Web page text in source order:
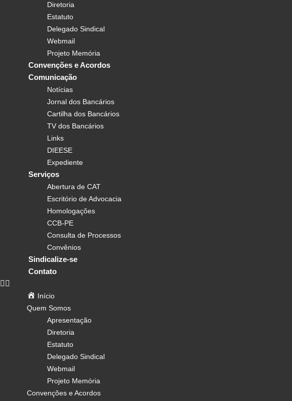
Diretoria
Estatuto
Delegado Sindical
Webmail
Projeto Memória
Convenções e Acordos
Comunicação
Notícias
Jornal dos Bancários
Cartilha dos Bancários
TV dos Bancários
Links
DIEESE
Expediente
Serviços
Abertura de CAT
Escritório de Advocacia
Homologações
CCB-PE
Consulta de Processos
Convênios
Sindicalize-se
Contato
Início
Quem Somos
Apresentação
Diretoria
Estatuto
Delegado Sindical
Webmail
Projeto Memória
Convenções e Acordos